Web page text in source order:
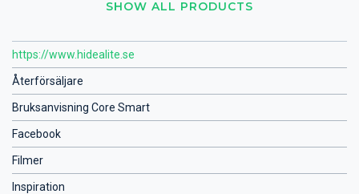
SHOW ALL PRODUCTS
https://www.hidealite.se
Återförsäljare
Bruksanvisning Core Smart
Facebook
Filmer
Inspiration